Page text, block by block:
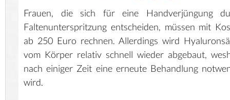
Frauen, die sich für eine Handverjüngung
Faltenunterspritzung entscheiden, müssen mit
ab 250 Euro rechnen. Allerdings wird
vom Körper relativ schnell wieder abgebaut,
nach einiger Zeit eine erneute Behandlung
wird.